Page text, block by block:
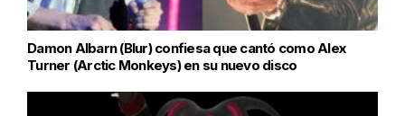
Damon Albarn (Blur) confiesa que cantó como Alex
Turner (Arctic Monkeys) en su nuevo disco